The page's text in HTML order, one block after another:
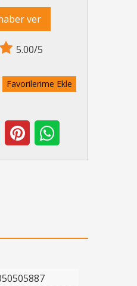
ver
5.00/5
Favorilerime Ekle